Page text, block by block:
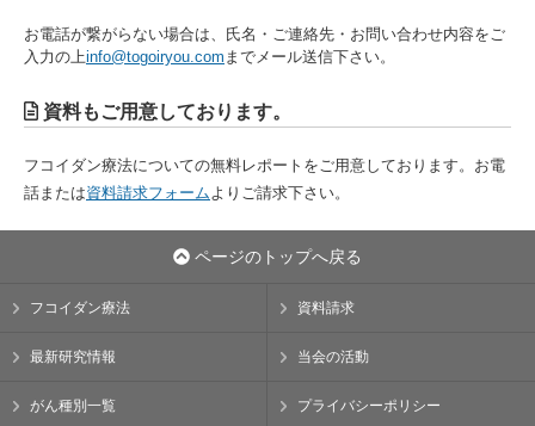
お電話が繋がらない場合は、氏名・ご連絡先・お問い合わせ内容をご
入力の上info@togoiryou.com までメール送信下さい。
資料もご用意しております。
フコイダン療法についての無料レポートをご用意しております。お電
話または資料請求フォーム よりご請求下さい。
ページのトップへ戻る
フコイダン療法 資料請求
最新研究情報 当会の活動
がん種別一覧 プライバシーポリシー